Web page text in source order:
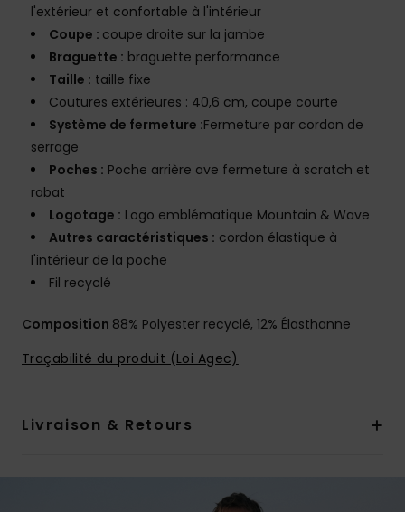
l'extérieur et confortable à l'intérieur
Coupe : coupe droite sur la jambe
Braguette : braguette performance
Taille : taille fixe
Coutures extérieures : 40,6 cm, coupe courte
Système de fermeture :Fermeture par cordon de
serrage
Poches : Poche arrière ave fermeture à scratch et
rabat
Logotage : Logo emblématique Mountain & Wave
Autres caractéristiques : cordon élastique à
l'intérieur de la poche
Fil recyclé
Composition 88% Polyester recyclé, 12% Élasthanne
Traçabilité du produit (Loi Agec)
Livraison & Retours